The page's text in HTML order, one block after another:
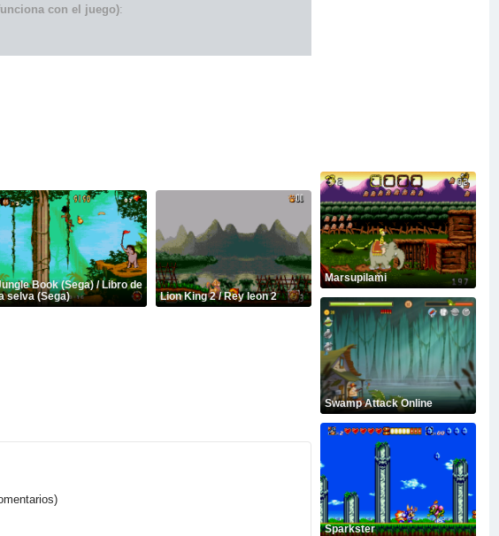
con el juego):
Book (Sega) / Libro de
selva (Sega)
Lion King 2 / Rey leon 2
Marsupilami
Swamp Attack Online
Sparkster